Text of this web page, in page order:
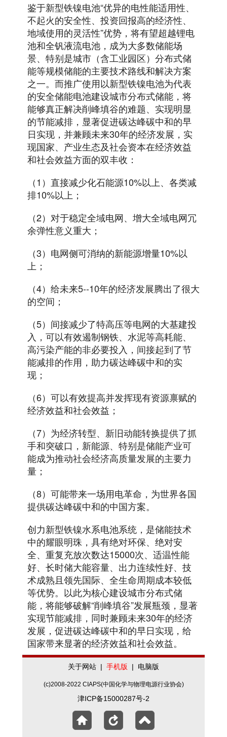
鉴于新型铁镍电池“优异的电性能适用性、
不起火的安全性、投资回报高的经济性、
地域使用的灵活性”优势，将有望超越锂电
池和全钒液流电池，成为大多数储能场
景、特别是城市（含工业园区）分布式储
能等规模储能的主要技术路线和解决方案
之一。而推广使用以新型铁镍电池为代表
的安全储能电池建设城市分布式储能，将
能够真正解决削峰填谷的难题、实现明显
的节能减排，显著促进碳达峰碳中和的早
日实现，并兼顾未来30年的经济发展，实
现国家、产业生态及社会资本在经济效益
和社会效益方面的双丰收：
（1）直接减少化石能源10%以上、各类减
排10%以上；
（2）对于稳定全域电网、增大全域电网冗
余弹性意义重大；
（3）电网侧可消纳的新能源增量10%以
上；
（4）给未来5--10年的经济发展腾出了很大
的空间；
（5）间接减少了特高压等电网的大基建投
入，可以有效遏制钢铁、水泥等高耗能、
高污染产能的非必要投入，间接起到了节
能减排的作用，助力碳达峰碳中和的实
现；
（6）可以有效提高并发挥现有资源禀赋的
经济效益和社会效益；
（7）为经济转型、新旧动能转换提供了抓
手和突破口，新能源、特别是储能产业可
能成为推动社会经济高质量发展的主要力
量；
（8）可能带来一场用电革命，为世界各国
提供碳达峰碳中和的中国方案。
创力新型铁镍水系电池系统，是储能技术
中的耀眼明珠，具有绝对环保、绝对安
全、重复充放次数达15000次、适温性能
好、长时储大能容量、出力连续性好、技
术成熟且领先国际、全生命周期成本较低
等优势。以此为核心建设城市分布式储
能，将能够破解“削峰填谷”发展瓶颈，显著
实现节能减排，同时兼顾未来30年的经济
发展，促进碳达峰碳中和的早日实现，给
国家带来显著的经济效益和社会效益。
关于网站 | 手机版 | 电脑版
(c)2008-2022 CIAPS(中国化学与物理电源行业协会)
津ICP备15000287号-2